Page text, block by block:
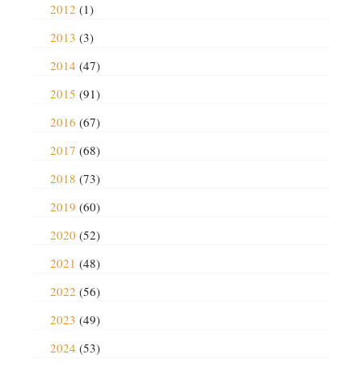
2012 (1)
2013 (3)
2014 (47)
2015 (91)
2016 (67)
2017 (68)
2018 (73)
2019 (60)
2020 (52)
2021 (48)
2022 (56)
2023 (49)
2024 (53)